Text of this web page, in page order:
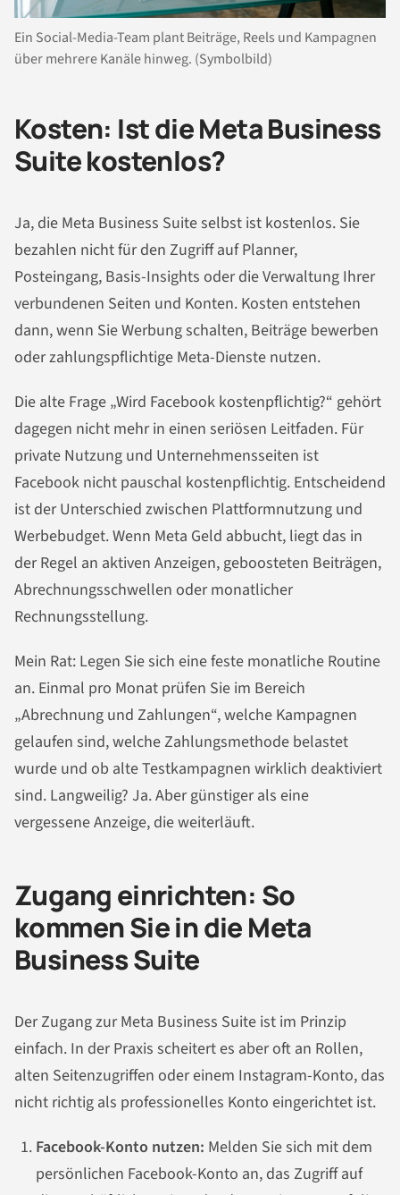
Ein Social-Media-Team plant Beiträge, Reels und Kampagnen
über mehrere Kanäle hinweg. (Symbolbild)
Kosten: Ist die Meta Business
Suite kostenlos?
Ja, die Meta Business Suite selbst ist kostenlos. Sie
bezahlen nicht für den Zugriff auf Planner,
Posteingang, Basis-Insights oder die Verwaltung Ihrer
verbundenen Seiten und Konten. Kosten entstehen
dann, wenn Sie Werbung schalten, Beiträge bewerben
oder zahlungspflichtige Meta-Dienste nutzen.
Die alte Frage „Wird Facebook kostenpflichtig?“ gehört
dagegen nicht mehr in einen seriösen Leitfaden. Für
private Nutzung und Unternehmensseiten ist
Facebook nicht pauschal kostenpflichtig. Entscheidend
ist der Unterschied zwischen Plattformnutzung und
Werbebudget. Wenn Meta Geld abbucht, liegt das in
der Regel an aktiven Anzeigen, geboosteten Beiträgen,
Abrechnungsschwellen oder monatlicher
Rechnungsstellung.
Mein Rat: Legen Sie sich eine feste monatliche Routine
an. Einmal pro Monat prüfen Sie im Bereich
„Abrechnung und Zahlungen“, welche Kampagnen
gelaufen sind, welche Zahlungsmethode belastet
wurde und ob alte Testkampagnen wirklich deaktiviert
sind. Langweilig? Ja. Aber günstiger als eine
vergessene Anzeige, die weiterläuft.
Zugang einrichten: So
kommen Sie in die Meta
Business Suite
Der Zugang zur Meta Business Suite ist im Prinzip
einfach. In der Praxis scheitert es aber oft an Rollen,
alten Seitenzugriffen oder einem Instagram-Konto, das
nicht richtig als professionelles Konto eingerichtet ist.
Facebook-Konto nutzen: Melden Sie sich mit dem
persönlichen Facebook-Konto an, das Zugriff auf